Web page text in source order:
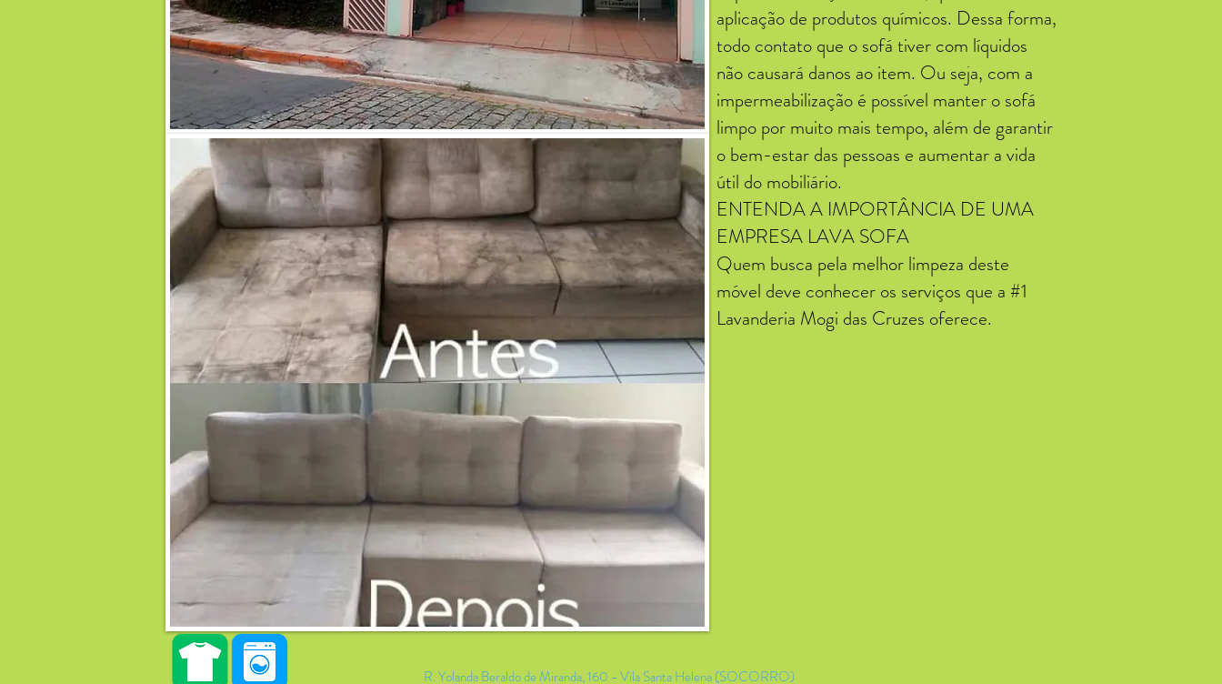
aplicação de produtos químicos. Dessa forma,
todo contato que o sofá tiver com líquidos
não causará danos ao item. Ou seja, com a
impermeabilização é possível manter o sofá
limpo por muito mais tempo, além de garantir
o bem-estar das pessoas e aumentar a vida
útil do mobiliário.
ENTENDA A IMPORTÂNCIA DE UMA
EMPRESA LAVA SOFA
Quem busca pela melhor limpeza deste
móvel deve conhecer os serviços que a #1
Lavanderia Mogi das Cruzes oferece.
R. Yolanda Beraldo de Miranda, 160 - Vila Santa Helena (SOCORRO)